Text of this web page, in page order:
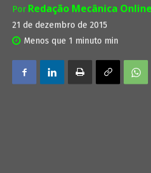
Por Redação Mecânica
21 de dezembro de 2015
Menos que 1 minuto min